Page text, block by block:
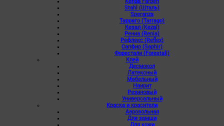
Kenda Farben
Stahl (Шталь)
Speranza
Тарраго (Tarrago)
Кезал (Kezal)
Рениа (Renia)
Рефлекс (Reflex)
Сапфир (Saphir)
Форестали (Forestali)
Клей
Десмокол
Латексный
Мебельный
Наирит
Резиновый
Универсальный
Краска и красители
Аэрозольная
Для замши